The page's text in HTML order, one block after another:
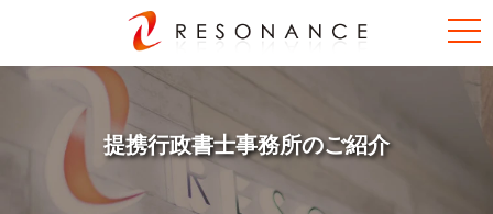
提携行政書士事務所のご紹介